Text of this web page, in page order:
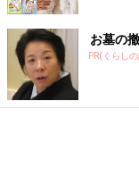
お墓の
PR(くらし